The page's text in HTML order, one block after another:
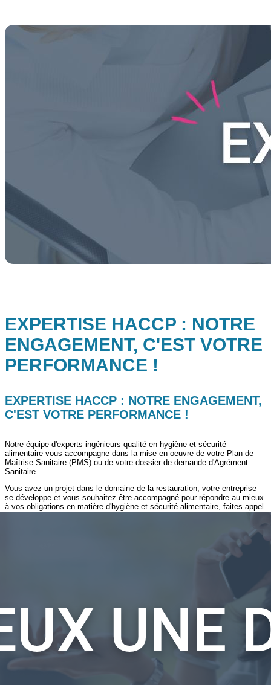
EXPERTISE HACCP : NOTRE
ENGAGEMENT, C'EST VOTRE
PERFORMANCE !
EXPERTISE HACCP : NOTRE ENGAGEMENT,
C'EST VOTRE PERFORMANCE !
Notre équipe d'experts ingénieurs qualité en hygiène et sécurité
alimentaire vous accompagne dans la mise en oeuvre de votre Plan de
Maîtrise Sanitaire (PMS) ou de votre dossier de demande d'Agrément
Sanitaire.
Vous avez un projet dans le domaine de la restauration, votre entreprise
se développe et vous souhaitez être accompagné pour répondre au mieux
à vos obligations en matière d'hygiène et sécurité alimentaire, faites appel
face aux exigences de la réglementation en vigueur ? Nous intervenons
sur la France entière pour la réalisation de toutes nos prestations en
hygiène et sécurité alimentaire afin de vous apporter les réponses à vos